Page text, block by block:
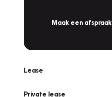
Maak een afspraak
Lease
Private lease